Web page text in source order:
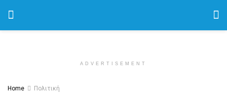
ADVERTISEMENT
Home Πολιτική